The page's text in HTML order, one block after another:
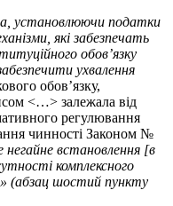
установлюючи податки
які забезпечать
обов’язку
ухвалення
обов’язку,
<…> залежала від
регулювання
чинності Законом №
негайне встановлення [в
комплексного
» (абзац шостий пункту